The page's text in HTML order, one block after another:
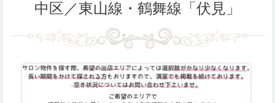
中区／東山線・鶴舞線「伏見」